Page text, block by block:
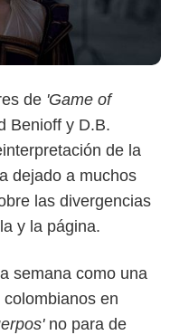
de 'Game of
Benioff y D.B.
de la
dejado a muchos
las divergencias
y la página.
semana como una
en
no para de